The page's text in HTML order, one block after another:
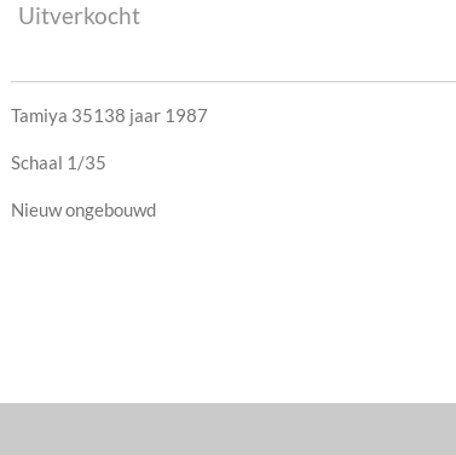
Uitverkocht
Tamiya 35138 jaar 1987
Schaal 1/35
Nieuw ongebouwd